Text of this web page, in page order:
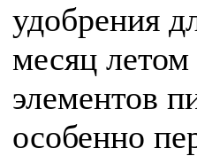
удобрения
месяц
элементов
особенно